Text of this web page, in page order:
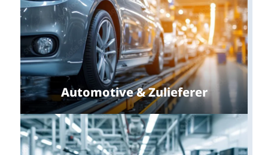
Automotive & Zulieferer